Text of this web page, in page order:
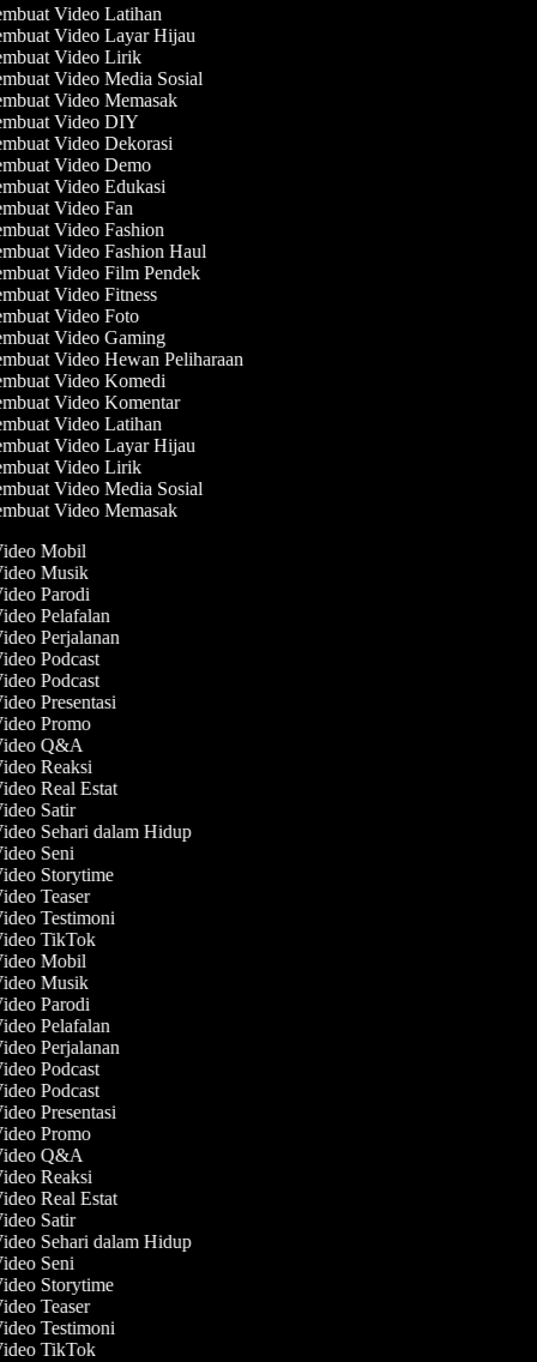
Video Latihan
Video Layar Hijau
Video Lirik
Video Media Sosial
Video Memasak
Video DIY
Video Dekorasi
Video Demo
Video Edukasi
Video Fan
Video Fashion
Video Fashion Haul
Video Film Pendek
Video Fitness
Video Foto
Video Gaming
Video Hewan Peliharaan
Video Komedi
Video Komentar
Video Latihan
Video Layar Hijau
Video Lirik
Video Media Sosial
Video Memasak
Mobil
Musik
Parodi
Pelafalan
Perjalanan
Podcast
Podcast
Presentasi
Promo
Q&A
Reaksi
Real Estat
Satir
Sehari dalam Hidup
Seni
Storytime
Teaser
Testimoni
TikTok
Mobil
Musik
Parodi
Pelafalan
Perjalanan
Podcast
Podcast
Presentasi
Promo
Q&A
Reaksi
Real Estat
Satir
Sehari dalam Hidup
Seni
Storytime
Teaser
Testimoni
TikTok